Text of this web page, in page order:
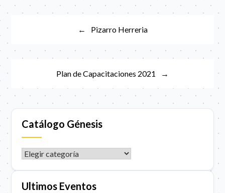
Navegación
entradas
Pizarro Herreria
Plan de Capacitaciones 2021
Catálogo Génesis
CATÁLOGO GÉNESIS
Ultimos Eventos